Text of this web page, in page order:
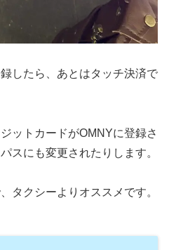
したら、あとはタッチ決済で
ットカードがOMNYに登録さ
スにも変更されたりします。
タクシーよりオススメです。